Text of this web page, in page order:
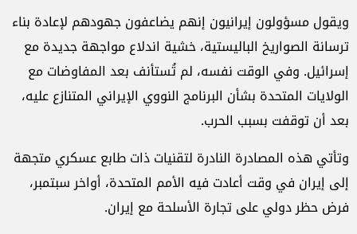
ويقول مسؤولون إيرانيون إنهم يضاعفون جهودهم لإعادة بناء
ترسانة الصواريخ الباليستية، خشية اندلاع مواجهة جديدة مع
إسرائيل. وفي الوقت نفسه، لم تُستأنف بعد المفاوضات مع
الولايات المتحدة بشأن البرنامج النووي الإيراني المتنازع عليه،
بعد أن توقفت بسبب الحرب.
وتأتي هذه المصادرة النادرة لتقنيات ذات طابع عسكري متجهة
إلى إيران في وقت أعادت فيه الأمم المتحدة، أواخر سبتمبر،
فرض حظر دولي على تجارة الأسلحة مع إيران.